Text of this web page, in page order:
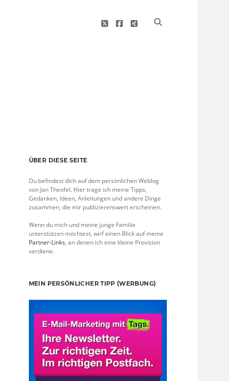
twitterfacebook
xing
Sidebar
ÜBER DIESE SEITE
Du befindest dich auf dem persönlichen Weblog
von Jan Theofel. Hier trage ich meine Tipps,
Gedanken, Ideen, Anleitungen und andere Dinge
zusammen, die mir publizierenswert erscheinen.
Wenn du mich und meine junge Familie
unterstützen möchtest, wirf einen Blick auf meine
Partner-Links, an denen ich eine kleine Provision
verdiene.
MEIN PERSÖNLICHER TIPP (WERBUNG)